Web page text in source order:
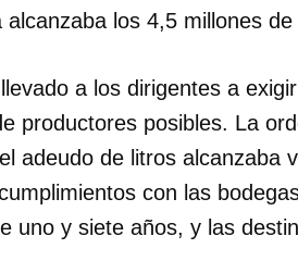
los 4,5 millones de
a los dirigentes a
productores posibles. La
adeudo de litros alcanzaba
con las
uno y siete años, y las